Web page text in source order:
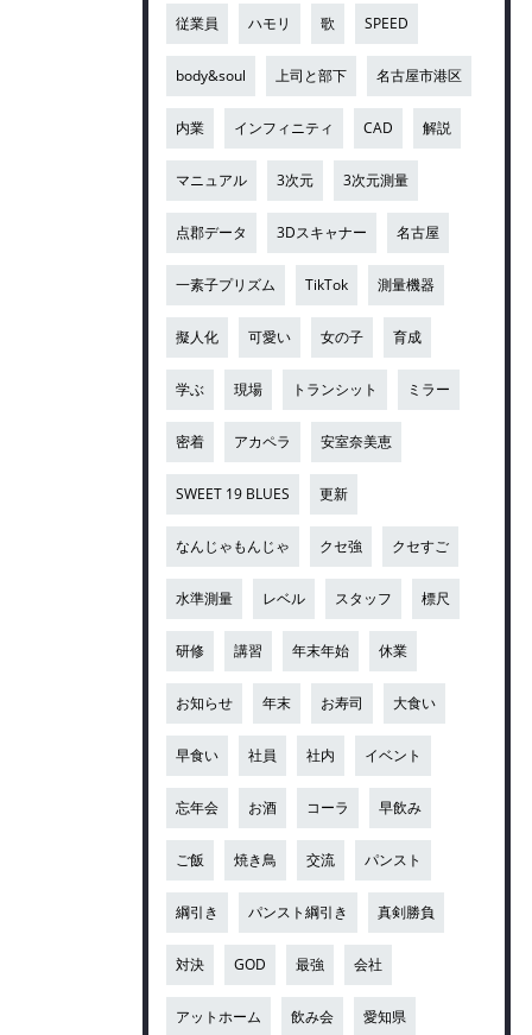
従業員 ハモリ 歌 SPEED
body&soul 上司と部下 名古屋市港区
内業 インフィニティ CAD 解説
マニュアル 3次元 3次元測量
点郡データ 3Dスキャナー 名古屋
一素子プリズム TikTok 測量機器
擬人化 可愛い 女の子 育成
学ぶ 現場 トランシット ミラー
密着 アカペラ 安室奈美恵
SWEET 19 BLUES 更新
なんじゃもんじゃ クセ強 クセすご
水準測量 レベル スタッフ 標尺
研修 講習 年末年始 休業
お知らせ 年末 お寿司 大食い
早食い 社員 社内 イベント
忘年会 お酒 コーラ 早飲み
ご飯 焼き鳥 交流 パンスト
綱引き パンスト綱引き 真剣勝負
対決 GOD 最強 会社
アットホーム 飲み会 愛知県